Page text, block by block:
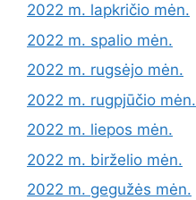
2022 m. lapkričio mėn.
2022 m. spalio mėn.
2022 m. rugsėjo mėn.
2022 m. rugpjūčio mėn.
2022 m. liepos mėn.
2022 m. birželio mėn.
2022 m. gegužės mėn.